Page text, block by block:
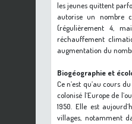
les jeunes quittent
autorise un nombre
(régulièrement 4,
réchauffement
augmentation du
Biogéographie et
Ce n’est qu’au cours
colonisé l’Europe de
1950. Elle est
villages, notamment